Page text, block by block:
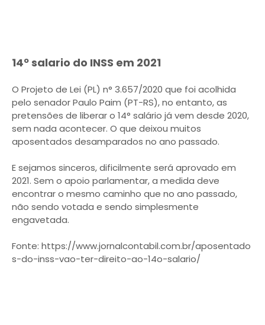
14º salario do INSS em 2021
O Projeto de Lei (PL) n° 3.657/2020 que foi acolhida
pelo senador Paulo Paim (PT-RS), no entanto, as
pretensões de liberar o 14° salário já vem desde 2020,
sem nada acontecer. O que deixou muitos
aposentados desamparados no ano passado.
E sejamos sinceros, dificilmente será aprovado em
2021. Sem o apoio parlamentar, a medida deve
encontrar o mesmo caminho que no ano passado,
não sendo votada e sendo simplesmente
engavetada.
Fonte: https://www.jornalcontabil.com.br/aposentado
s-do-inss-vao-ter-direito-ao-14o-salario/